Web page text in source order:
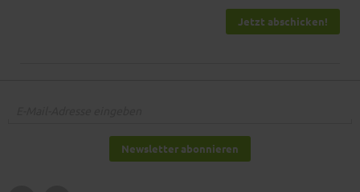
Jetzt abschicken!
Newsletter abonnieren